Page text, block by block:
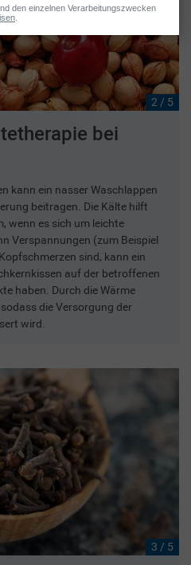
2 / 5
bei
kann ein nasser Waschlappen
beitragen. Die Kälte hilft
wenn es sich um leichte
Verspannungen (zum Beispiel
sind, kann ein
auf der betroffenen
haben. Durch die Wärme
die Versorgung der
wird.
3 / 5